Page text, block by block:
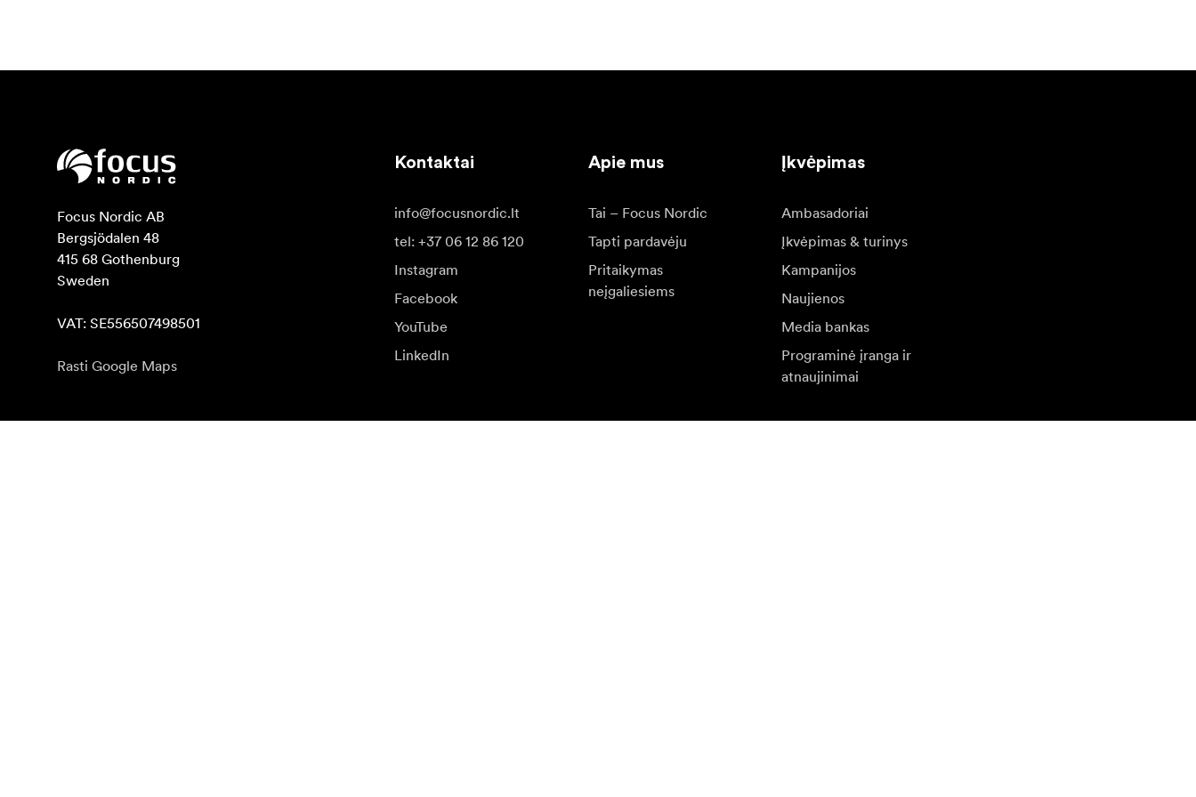
Focus Nordic AB
Bergsjödalen 48
415 68 Gothenburg
Sweden
VAT: SE556507498501
Rasti Google Maps
Kontaktai
info@focusnordic.lt
tel: +37 06 12 86 120
Instagram
Facebook
YouTube
LinkedIn
Apie mus
Tai – Focus Nordic
Tapti pardavėju
Pritaikymas
neįgaliesiems
Įkvėpimas
Ambasadoriai
Įkvėpimas & turinys
Kampanijos
Naujienos
Media bankas
Programinė įranga ir
atnaujinimai